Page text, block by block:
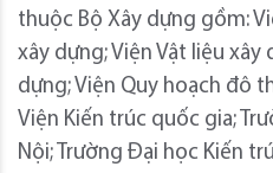
thuộc Bộ Xây dựng gồm:
xây dựng; Viện Vật liệu xây
dựng; Viện Quy hoạch đô
Viện Kiến trúc quốc gia;
Nội; Trường Đại học Kiến